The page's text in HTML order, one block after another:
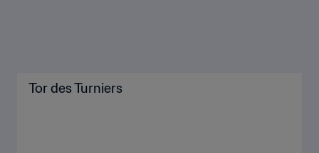
Tor des Turniers